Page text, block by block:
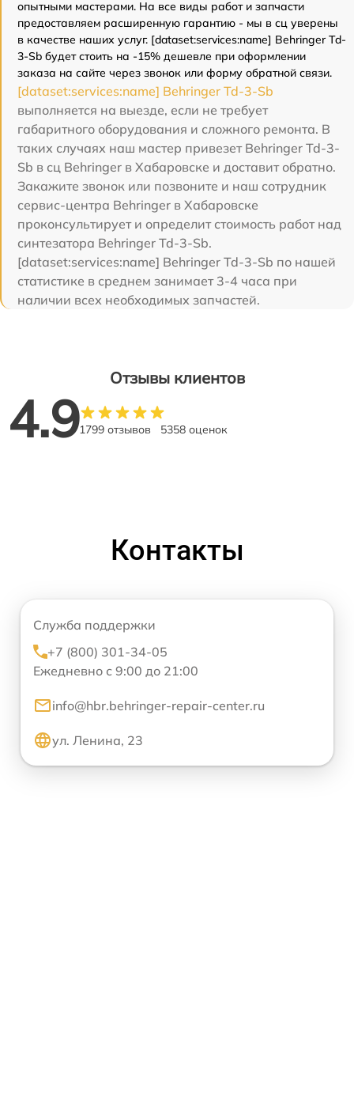
опытными мастерами. На все виды работ и запчасти
предоставляем расширенную гарантию - мы в сц уверены
в качестве наших услуг. [dataset:services:name] Behringer Td-
3-Sb будет стоить на -15% дешевле при оформлении
заказа на сайте через звонок или форму обратной связи.
[dataset:services:name] Behringer Td-3-Sb
выполняется на выезде, если не требует
габаритного оборудования и сложного ремонта. В
таких случаях наш мастер привезет Behringer Td-3-
Sb в сц Behringer в Хабаровске и доставит обратно.
Закажите звонок или позвоните и наш сотрудник
сервис-центра Behringer в Хабаровске
проконсультирует и определит стоимость работ над
синтезатора Behringer Td-3-Sb.
[dataset:services:name] Behringer Td-3-Sb по нашей
статистике в среднем занимает 3-4 часа при
наличии всех необходимых запчастей.
Отзывы клиентов
4.91799 отзывов 5358 оценок
Контакты
Служба поддержки
+7 (800) 301-34-05
Ежедневно с 9:00 до 21:00
info@hbr.behringer-repair-center.ru
ул. Ленина, 23